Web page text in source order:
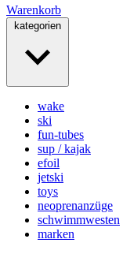
Warenkorb
kategorien
wake
ski
fun-tubes
sup / kajak
efoil
jetski
toys
neoprenanzüge
schwimmwesten
marken